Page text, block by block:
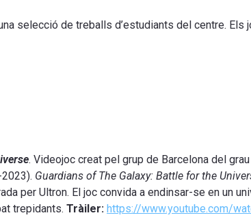
selecció de treballs d’estudiants del centre. Els
. Videojoc creat pel grup de Barcelona del
Guardians of The Galaxy: Battle for the
per Ultron. El joc convida a endinsar-se en un
trepidants. Tràiler: https://www.youtube.com/